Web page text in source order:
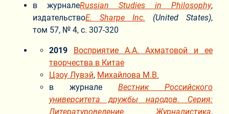
в журналеRussian Studies in Philosophy,
издательствоE. Sharpe Inc. (United States),
том 57, № 4, с. 307-320
2019
Восприятие А.А. Ахматовой и ее
творчества в Китае
Цзоу Лувэй, Михайлова М.В.
в журнале Вестник Российского
университета дружбы народов. Серия:
Литературоведение. Журналистика,